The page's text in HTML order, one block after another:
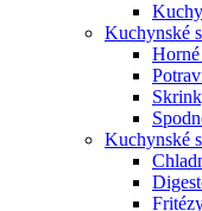
Kuchynské
Kuchynské